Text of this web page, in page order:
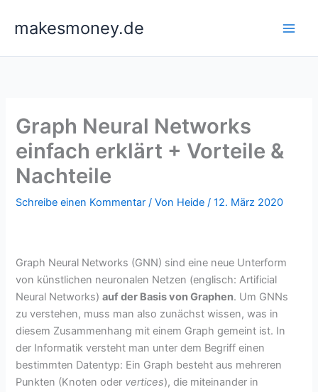
Inhaltmakesmoney.de
Graph Neural Networks
einfach erklärt + Vorteile &
Nachteile
Schreibe einen Kommentar / Von Heide/12. März 2020
Graph Neural Networks (GNN) sind eine neue Unterform
von künstlichen neuronalen Netzen (englisch: Artificial
Neural Networks)auf der Basis von Graphen. Um GNNs
zu verstehen, muss man also zunächst wissen, was in
diesem Zusammenhang mit einem Graph gemeint ist. In
der Informatik versteht man unter dem Begriff einen
bestimmten Datentyp: Ein Graph besteht aus mehreren
Punkten (Knoten oder vertices), die miteinander in